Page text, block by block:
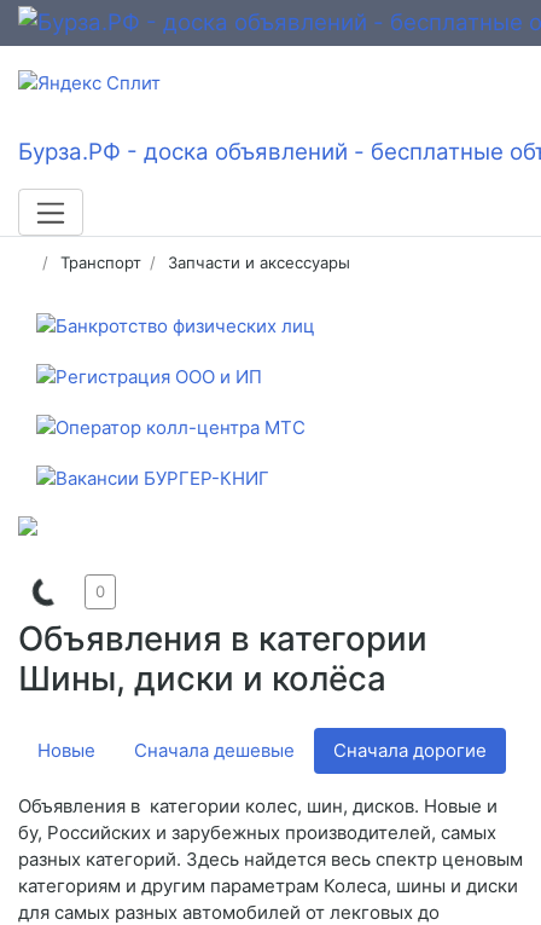
Бурза.РФ - доска объявлений - бесплатные
Транспорт Запчасти и аксессуары
Объявления в категории
Шины, диски и колёса
0
Новые Сначала дешевые Сначала дорогие
Объявления в категории колес, шин, дисков. Новые и
бу, Российских и зарубежных производителей, самых
разных категорий. Здесь найдется весь спектр ценовым
категориям и другим параметрам Колеса, шины и диски
для самых разных автомобилей от лекговых до